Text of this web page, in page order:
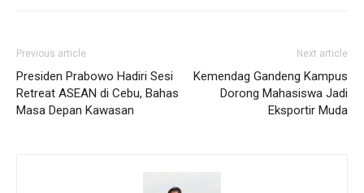
Previous article
Presiden Prabowo Hadiri Sesi
Retreat ASEAN di Cebu, Bahas
Masa Depan Kawasan
Next article
Kemendag Gandeng Kampus
Dorong Mahasiswa Jadi
Eksportir Muda